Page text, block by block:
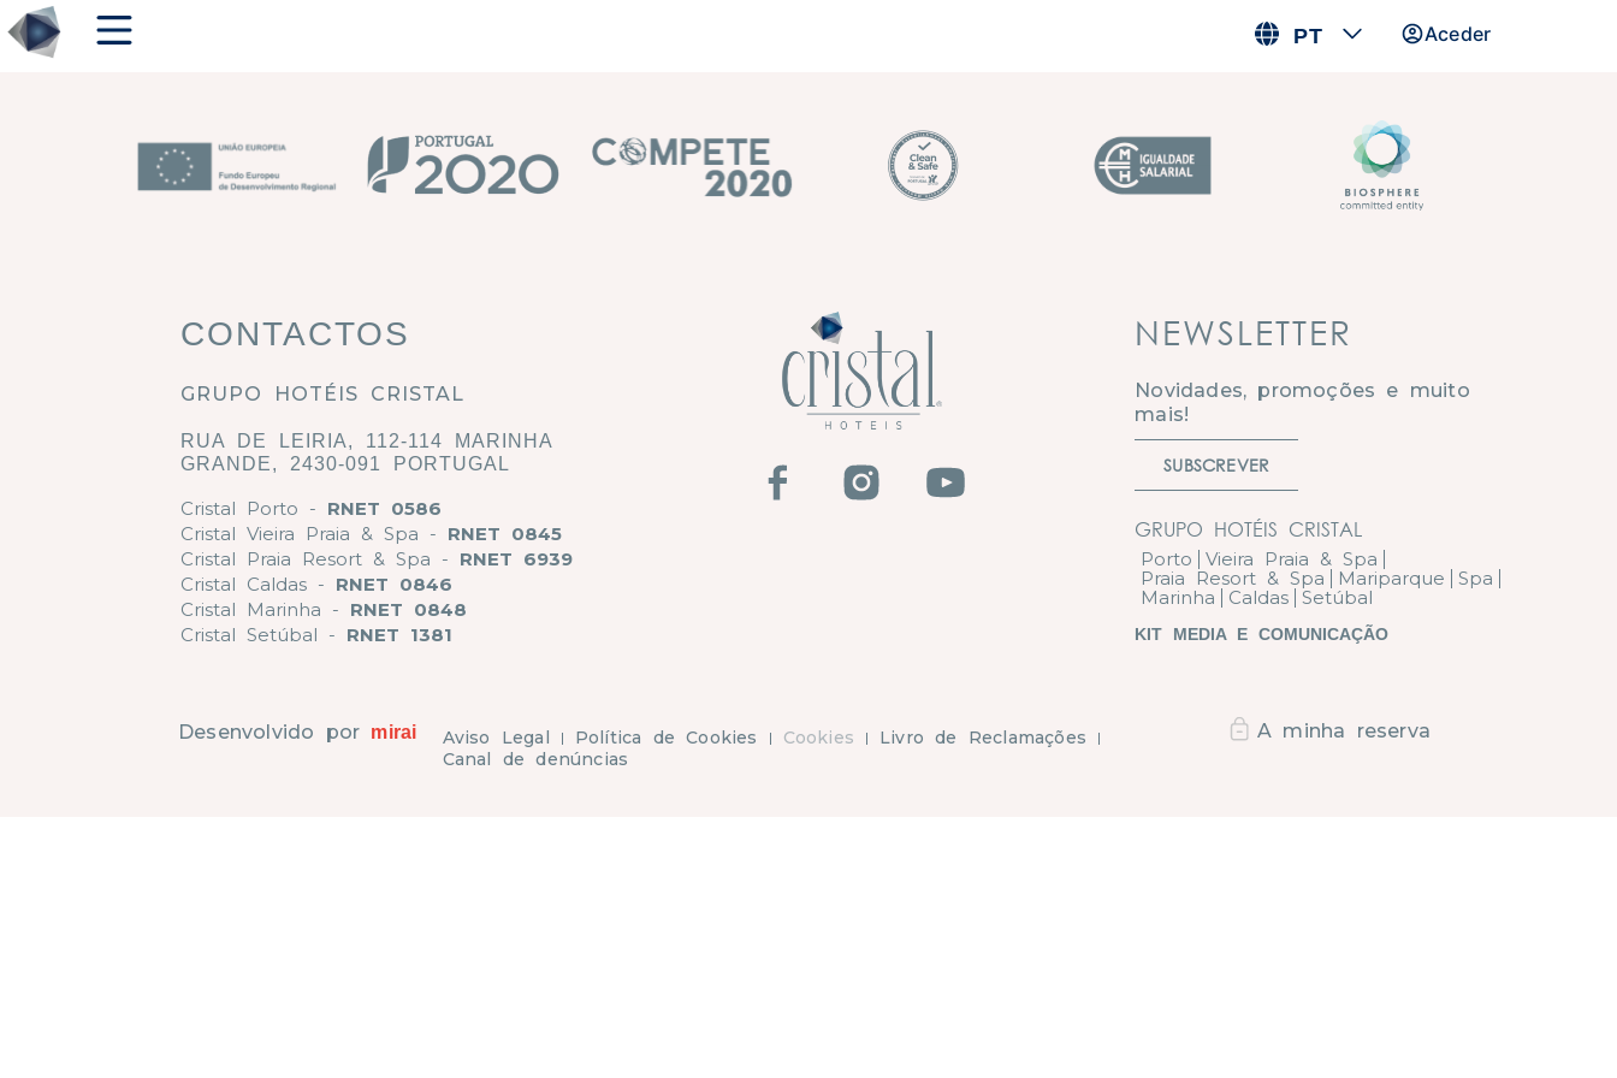
PT Aceder
CONTACTOS
GRUPO HOTÉIS CRISTAL
RUA DE LEIRIA, 112-114 MARINHA
GRANDE, 2430-091 PORTUGAL
Cristal Porto - RNET 0586
Cristal Vieira Praia & Spa - RNET 0845
Cristal Praia Resort & Spa - RNET 6939
Cristal Caldas - RNET 0846
Cristal Marinha - RNET 0848
Cristal Setúbal - RNET 1381
NEWSLETTER
Novidades, promoções e muito
mais!
SUBSCREVER
GRUPO HOTÉIS CRISTAL
Porto
Vieira Praia & Spa
Praia Resort & Spa
Mariparque
Spa
Marinha
Caldas Setúbal
KIT MEDIA E COMUNICAÇÃO
Desenvolvido por mirai Aviso Legal Política de Cookies Cookies
Livro de Reclamações
Canal de denúncias
A minha reserva